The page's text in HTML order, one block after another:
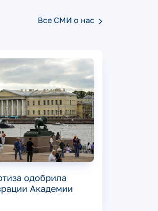
Все СМИ о нас
одобрила
Академии